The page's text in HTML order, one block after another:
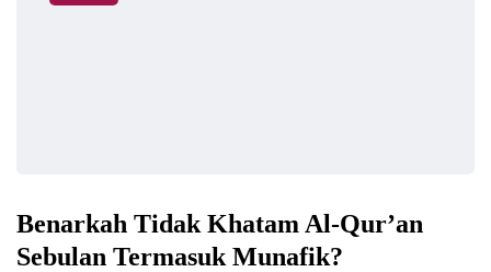
Benarkah Tidak Khatam Al-Qur’an
Sebulan Termasuk Munafik?